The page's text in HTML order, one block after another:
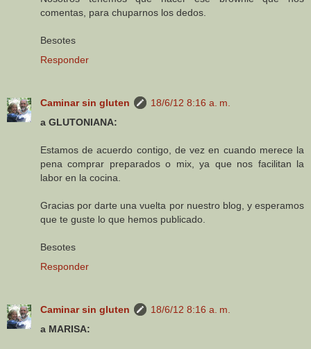
comentas, para chuparnos los dedos.
Besotes
Responder
Caminar sin gluten
18/6/12 8:16 a. m.
a GLUTONIANA:
Estamos de acuerdo contigo, de vez en cuando merece la
pena comprar preparados o mix, ya que nos facilitan la
labor en la cocina.
Gracias por darte una vuelta por nuestro blog, y esperamos
que te guste lo que hemos publicado.
Besotes
Responder
Caminar sin gluten
18/6/12 8:16 a. m.
a MARISA: